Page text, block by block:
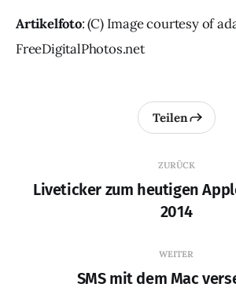
Artikelfoto: (C) Image courtesy of
FreeDigitalPhotos.net
ZURÜCK
Liveticker zum heutigen
2014
Teilen
WEITER
SMS mit dem Mac